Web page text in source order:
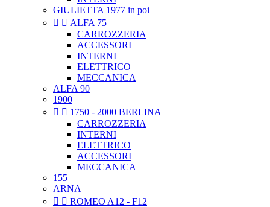
GIULIETTA 1977 in poi
  ALFA 75
CARROZZERIA
ACCESSORI
INTERNI
ELETTRICO
MECCANICA
ALFA 90
1900
  1750 - 2000 BERLINA
CARROZZERIA
INTERNI
ELETTRICO
ACCESSORI
MECCANICA
155
ARNA
  ROMEO A12 - F12